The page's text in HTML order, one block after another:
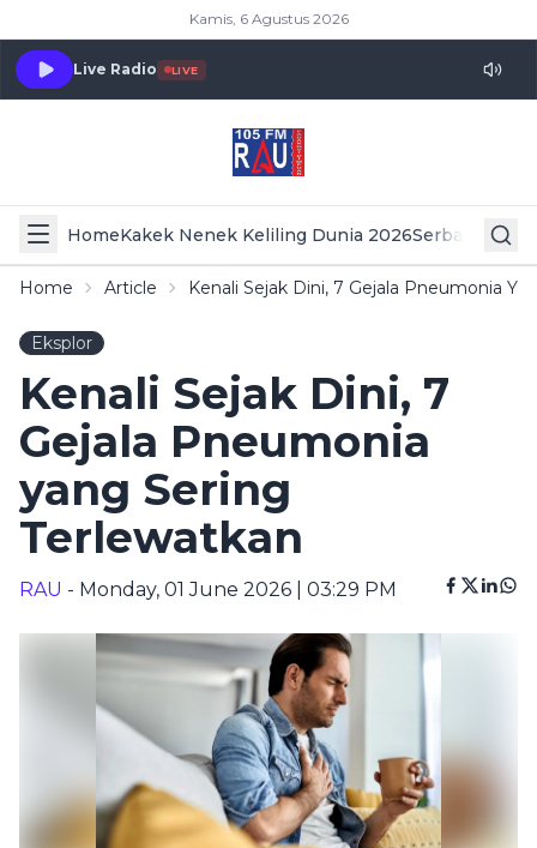
Kamis, 6 Agustus 2026
Live Radio LIVE
HomeKakek Nenek Keliling Dunia 2026Serba Serbi
Home Article Kenali Sejak Dini, 7 Gejala Pneumonia
Eksplor
Kenali Sejak Dini, 7
Gejala Pneumonia
yang Sering
Terlewatkan
RAU - Monday, 01 June 2026 | 03:29 PM